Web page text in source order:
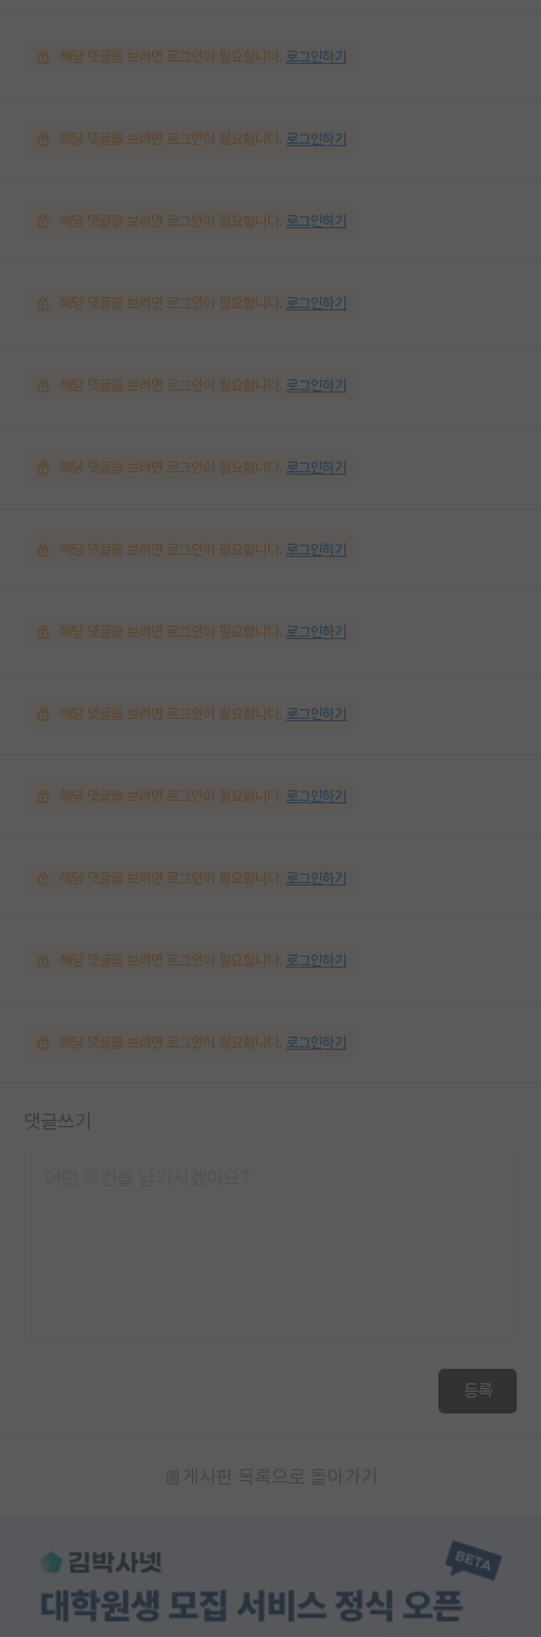
해당 댓글을 보려면 로그인이 필요합니다. 로그인하기
해당 댓글을 보려면 로그인이 필요합니다. 로그인하기
해당 댓글을 보려면 로그인이 필요합니다. 로그인하기
해당 댓글을 보려면 로그인이 필요합니다. 로그인하기
해당 댓글을 보려면 로그인이 필요합니다. 로그인하기
해당 댓글을 보려면 로그인이 필요합니다. 로그인하기
해당 댓글을 보려면 로그인이 필요합니다. 로그인하기
해당 댓글을 보려면 로그인이 필요합니다. 로그인하기
해당 댓글을 보려면 로그인이 필요합니다. 로그인하기
해당 댓글을 보려면 로그인이 필요합니다. 로그인하기
해당 댓글을 보려면 로그인이 필요합니다. 로그인하기
해당 댓글을 보려면 로그인이 필요합니다. 로그인하기
해당 댓글을 보려면 로그인이 필요합니다. 로그인하기
댓글쓰기
등록
게시판 목록으로 돌아가기